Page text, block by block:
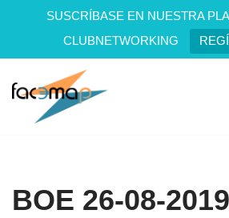
SUSCRÍBASE EN NUESTRA
CLUBNETWORKING
Saltar
BOE 26-08-2019